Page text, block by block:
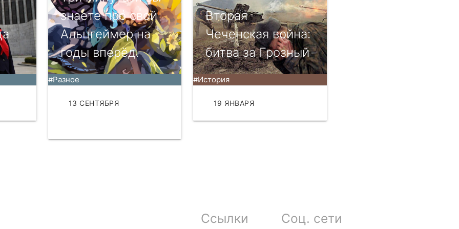
знаете про свой
Альцгеймер на
годы вперёд.
#Разное
13 СЕНТЯБРЯ
Вторая
Чеченская война:
битва за Грозный
#История
19 ЯНВАРЯ
Ссылки Соц. сети